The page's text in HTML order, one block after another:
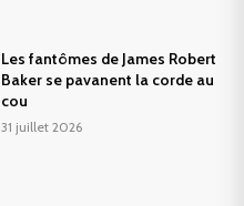
Les fantômes de James Robert
Baker se pavanent la corde au
cou
31 juillet 2026